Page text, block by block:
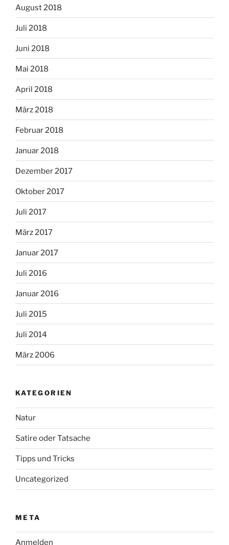
August 2018
Juli 2018
Juni 2018
Mai 2018
April 2018
März 2018
Februar 2018
Januar 2018
Dezember 2017
Oktober 2017
Juli 2017
März 2017
Januar 2017
Juli 2016
Januar 2016
Juli 2015
Juli 2014
März 2006
KATEGORIEN
Natur
Satire oder Tatsache
Tipps und Tricks
Uncategorized
META
Anmelden